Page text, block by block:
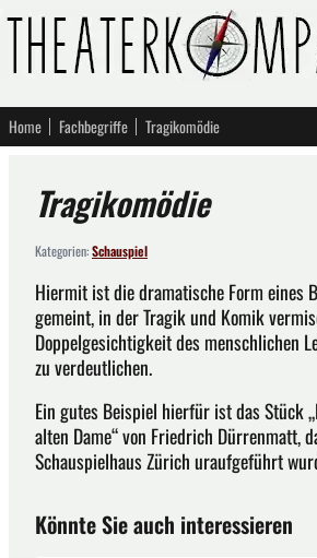
Home Fachbegriffe Tragikomödie
Tragikomödie
Kategorien:Schauspiel
Hiermit ist die dramatische Form eines
gemeint, in der Tragik und Komik
Doppelgesichtigkeit des menschlichen
zu verdeutlichen.
Ein gutes Beispiel hierfür ist das Stück
alten Dame“ von Friedrich Dürrenmatt,
Schauspielhaus Zürich uraufgeführt
Könnte Sie auch interessieren